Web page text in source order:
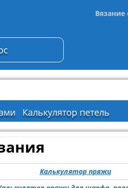
Калькулятор петель
Калькулятор пряжи